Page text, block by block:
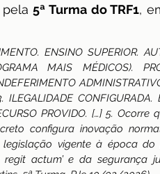
5ª Turma do TRF1,
ENSINO SUPERIOR.
MAIS MÉDICOS).
CONFIGURADA.
PROVIDO. […] 5.
configura inovação
vigente à época
actum’ e da segurança